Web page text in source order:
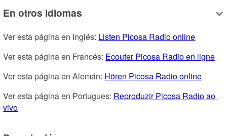
En otros idiomas
Ver esta página en Inglés: Listen Picosa Radio online
Ver esta página en Francés: Ecouter Picosa Radio en ligne
Ver esta página en Alemán: Hören Picosa Radio online
Ver esta página en Portugues: Reproduzir Picosa Radio ao
vivo